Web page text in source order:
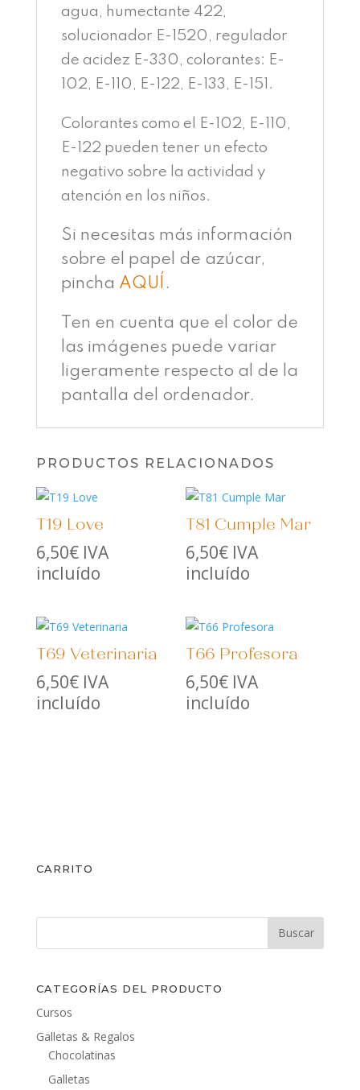
agua, humectante 422,
solucionador E-1520, regulador
de acidez E-330, colorantes: E-
102, E-110, E-122, E-133, E-151.
Colorantes como el E-102, E-110,
E-122 pueden tener un efecto
negativo sobre la actividad y
atención en los niños.
Si necesitas más información
sobre el papel de azúcar,
pincha AQUÍ .
Ten en cuenta que el color de
las imágenes puede variar
ligeramente respecto al de la
pantalla del ordenador.
PRODUCTOS RELACIONADOS
T19 Love
6,50€ IVA
incluído
T81 Cumple Mar
6,50€ IVA
incluído
T69 Veterinaria
6,50€ IVA
incluído
T66 Profesora
6,50€ IVA
incluído
CARRITO
CATEGORÍAS DEL PRODUCTO
Cursos
Galletas & Regalos
Chocolatinas
Galletas